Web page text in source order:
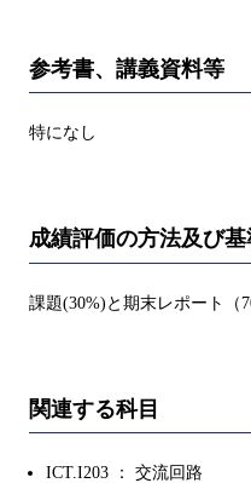
参考書、講義資料等
特になし
成績評価の方法及び基
課題(30%)と期末レポート（
関連する科目
ICT.I203 ： 交流回路